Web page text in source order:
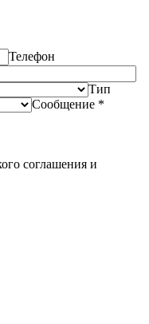
Телефон
Тип
Сообщение *
соглашения и